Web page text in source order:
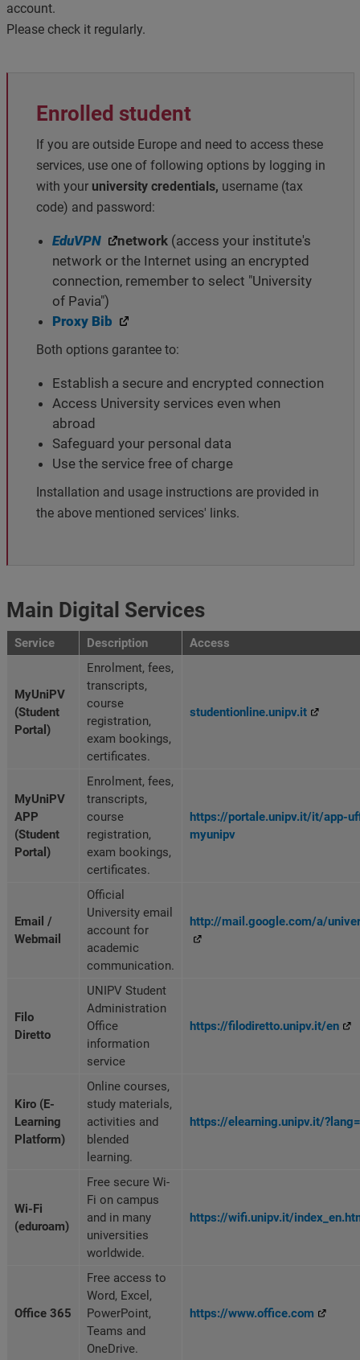
account.
Please check it regularly.
Enrolled student
If you are outside Europe and need to access these
services, use one of following options by logging in
with your university credentials, username (tax
code) and password:
EduVPN network (access your institute's
network or the Internet using an encrypted
connection, remember to select "University
of Pavia")
Proxy Bib
Both options garantee to:
Establish a secure and encrypted connection
Access University services even when
abroad
Safeguard your personal data
Use the service free of charge
Installation and usage instructions are provided in
the above mentioned services' links.
Main Digital Services
Service Description Access
MyUniPV
(Student
Portal)
Enrolment, fees,
transcripts,
course
registration,
exam bookings,
certificates.
studentionline.unipv.it
MyUniPV
APP
(Student
Portal)
Enrolment, fees,
transcripts,
course
registration,
exam bookings,
certificates.
https://portale.unipv.it/it/app-
myunipv
Email /
Webmail
Official
University email
account for
academic
communication.
http://mail.google.com/a/
Filo
Diretto
UNIPV Student
Administration
Office
information
service
https://filodiretto.unipv.it/en
Kiro (E-
Learning
Platform)
Online courses,
study materials,
activities and
blended
learning.
https://elearning.unipv.it/
Wi-Fi
(eduroam)
Free secure Wi-
Fi on campus
and in many
universities
worldwide.
https://wifi.unipv.it/
Office 365
Free access to
Word, Excel,
PowerPoint,
Teams and
OneDrive.
https://www.office.com